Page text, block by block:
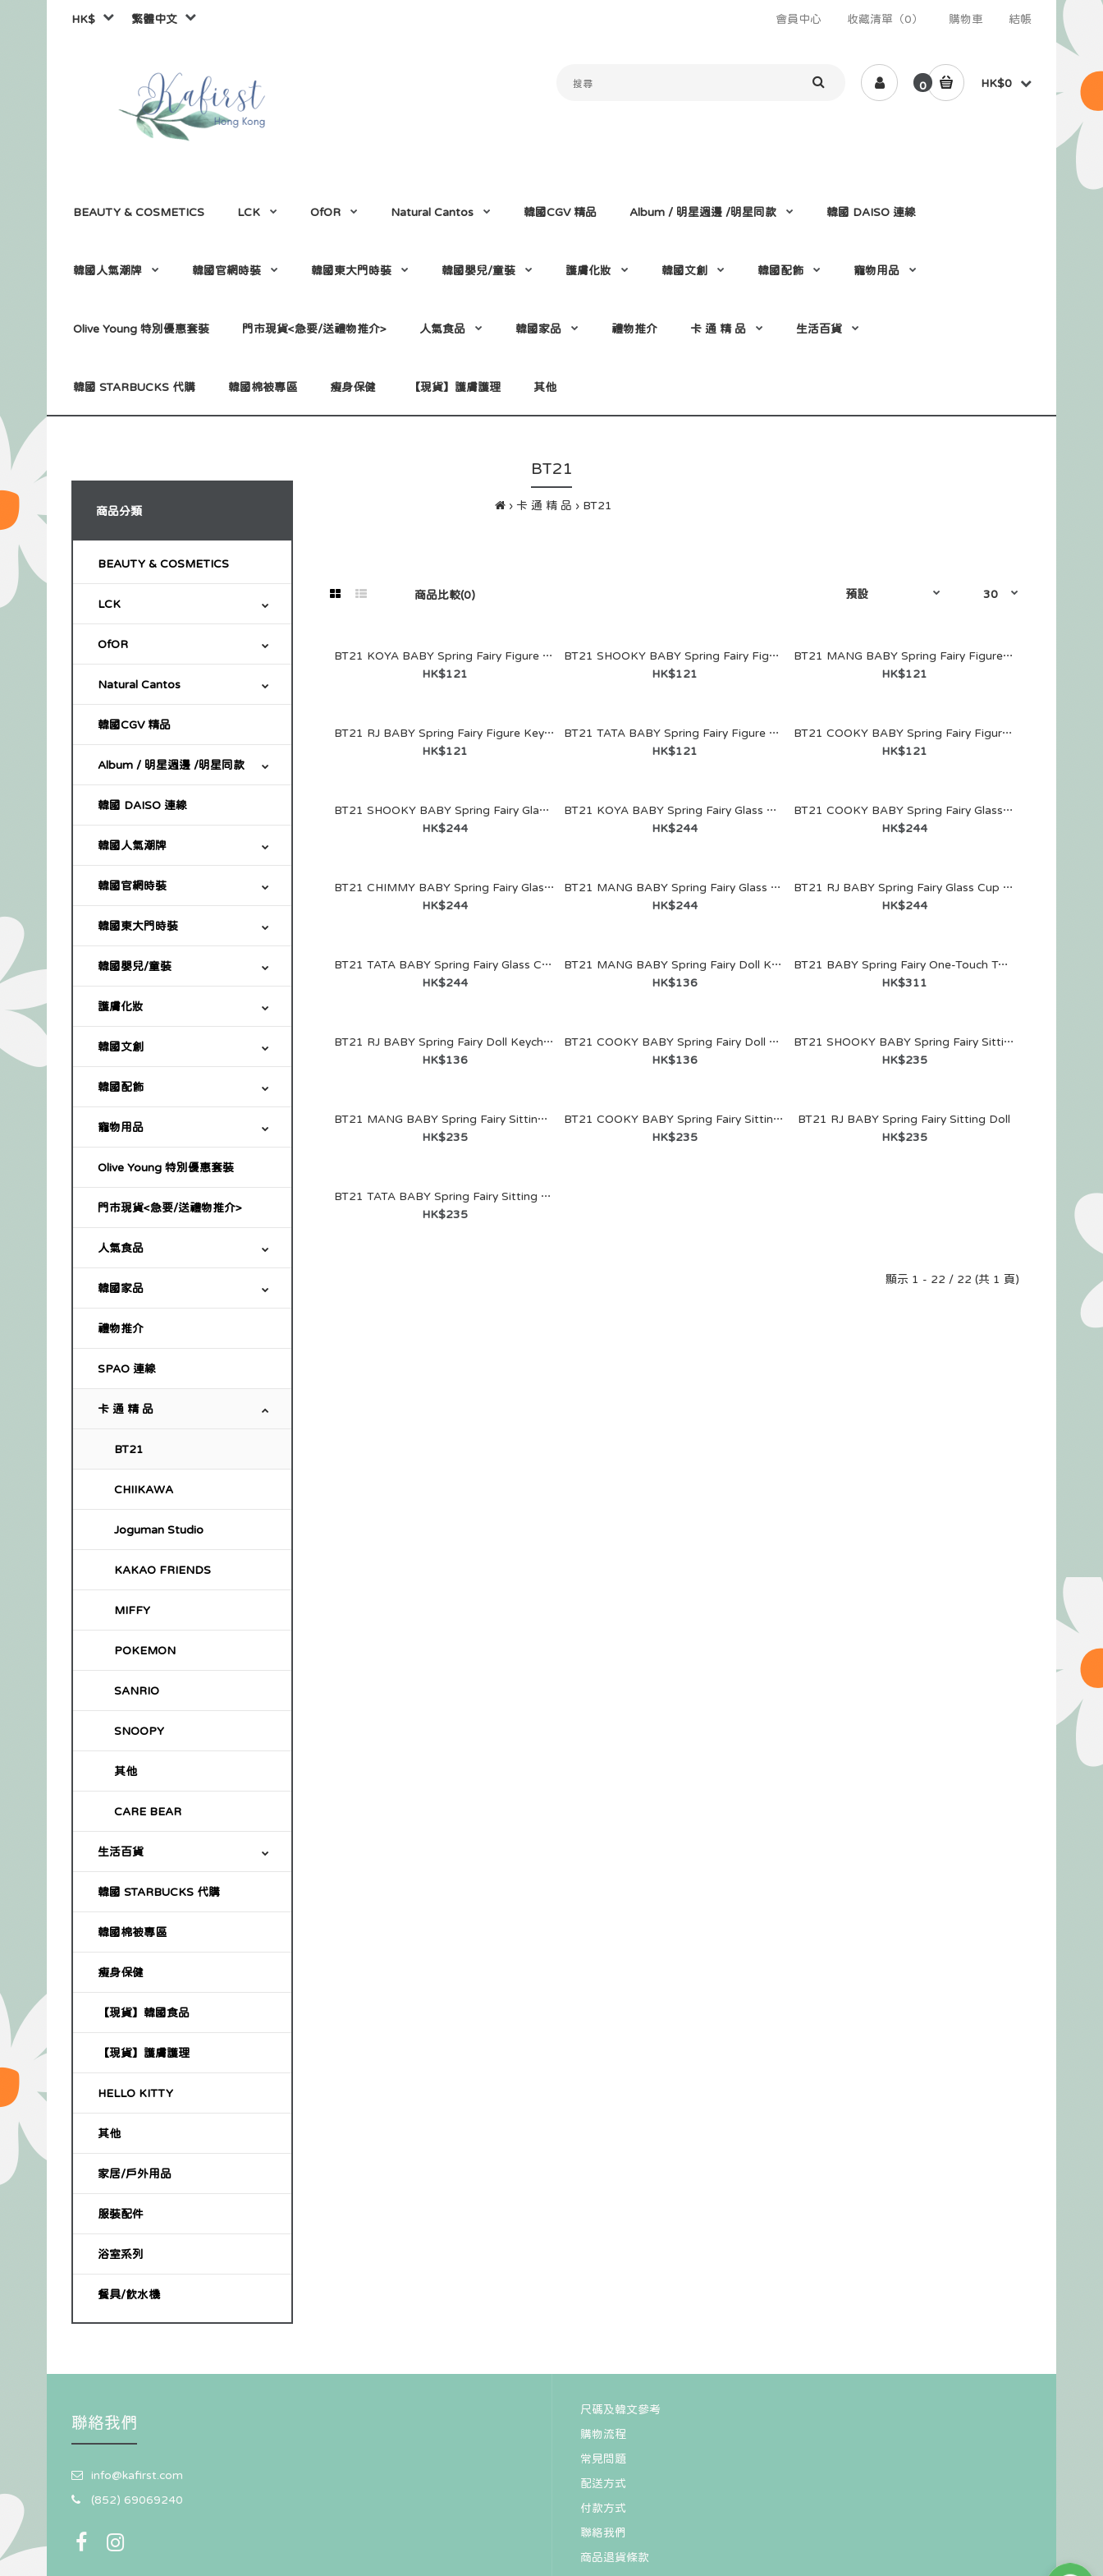
會員中心 收藏清單（0） 購物車 結帳
HK$ 繁體中文
0 HK$0
BEAUTY & COSMETICS LCK OfOR Natural Cantos 韓國CGV 精品 Album / 明星週邊 /明星同款 韓國 DAISO 連線
韓國人氣潮牌 韓國官網時裝 韓國東大門時裝 韓國嬰兒/童裝 護膚化妝 韓國文創 韓國配飾 寵物用品
Olive Young 特別優惠套裝 門市現貨<急要/送禮物推介> 人氣食品 韓國家品 禮物推介 卡 通 精 品 生活百貨
韓國 STARBUCKS 代購 韓國棉被專區 瘦身保健 【現貨】護膚護理 其他
BT21
卡 通 精 品 BT21
商品分類
BEAUTY & COSMETICS
LCK
OfOR
Natural Cantos
韓國CGV 精品
Album / 明星週邊 /明星同款
韓國 DAISO 連線
韓國人氣潮牌
韓國官網時裝
韓國東大門時裝
韓國嬰兒/童裝
護膚化妝
韓國文創
韓國配飾
寵物用品
Olive Young 特別優惠套裝
門市現貨<急要/送禮物推介>
人氣食品
韓國家品
禮物推介
SPAO 連線
卡 通 精 品
BT21
CHIIKAWA
Joguman Studio
KAKAO FRIENDS
MIFFY
POKEMON
SANRIO
SNOOPY
其他
CARE BEAR
生活百貨
韓國 STARBUCKS 代購
韓國棉被專區
瘦身保健
【現貨】韓國食品
【現貨】護膚護理
HELLO KITTY
其他
家居/戶外用品
服裝配件
浴室系列
餐具/飲水機
商品比較(0)
HK$121
BT21 KOYA BABY Spring
(340ml)
HK$244
BT21 KOYA BABY Spring Fairy Figure Keyring
HK$121
BT21 SHOOKY BABY Spring Fairy Figure Keyring
HK$121
BT21 MANG BABY Spring Fairy Figure Keyring
HK$121
BT21 RJ BABY Spring Fairy Figure Keyring
HK$121
BT21 TATA BABY Spring Fairy Figure Keyring
HK$121
BT21 COOKY BABY Spring Fairy Figure Keyring
HK$121
BT21 SHOOKY BABY Spring Fairy Glass Cup & Lid (340ml)
HK$244
BT21 KOYA BABY Spring Fairy Glass Cup & Lid (340ml)
HK$244
BT21 COOKY BABY Spring Fairy Glass Cup & Lid (340ml)
HK$244
BT21 CHIMMY BABY Spring Fairy Glass Cup & Lid (340ml)
HK$244
BT21 MANG BABY Spring Fairy Glass Cup & Lid (340ml)
HK$244
BT21 RJ BABY Spring Fairy Glass Cup & Lid (340ml)
HK$244
BT21 TATA BABY Spring Fairy Glass Cup & Lid (340ml)
HK$244
BT21 MANG BABY Spring Fairy Doll Keychain
HK$136
BT21 BABY Spring Fairy One-Touch Tumbler (490ml)
HK$311
BT21 RJ BABY Spring Fairy Doll Keychain
HK$136
BT21 COOKY BABY Spring Fairy Doll Keychain
HK$136
BT21 SHOOKY BABY Spring Fairy Sitting Doll
HK$235
BT21 MANG BABY Spring Fairy Sitting Doll
HK$235
BT21 COOKY BABY Spring Fairy Sitting Doll
HK$235
BT21 RJ BABY Spring Fairy Sitting Doll
HK$235
BT21 TATA BABY Spring Fairy Sitting Doll
HK$235
顯示 1 - 22 / 22 (共 1 頁)
聯絡我們
info@kafirst.com
(852) 69069240
尺碼及韓文參考
購物流程
常見問題
配送方式
付款方式
聯絡我們
商品退貨條款